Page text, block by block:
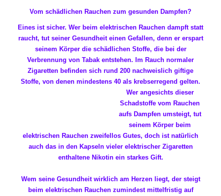
Vom schädlichen Rauchen zum gesunden Dampfen?
Eines ist sicher. Wer beim elektrischen Rauchen dampft statt
raucht, tut seiner Gesundheit einen Gefallen, denn er erspart
seinem Körper die schädlichen Stoffe, die bei der
Verbrennung von Tabak entstehen. Im Rauch normaler
Zigaretten befinden sich rund 200 nachweislich giftige
Stoffe, von denen mindestens 40 als krebserregend gelten.
Wer angesichts dieser
Schadstoffe vom Rauchen
aufs Dampfen umsteigt, tut
seinem Körper beim
elektrischen Rauchen zweifellos Gutes, doch ist natürlich
auch das in den Kapseln vieler elektrischer Zigaretten
enthaltene Nikotin ein starkes Gift.
Wem seine Gesundheit wirklich am Herzen liegt, der steigt
beim elektrischen Rauchen zumindest mittelfristig auf